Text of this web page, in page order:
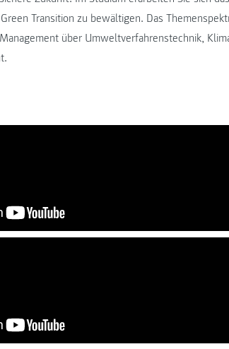
Transition zu bewältigen. Das
über Umweltverfahrenstechnik,